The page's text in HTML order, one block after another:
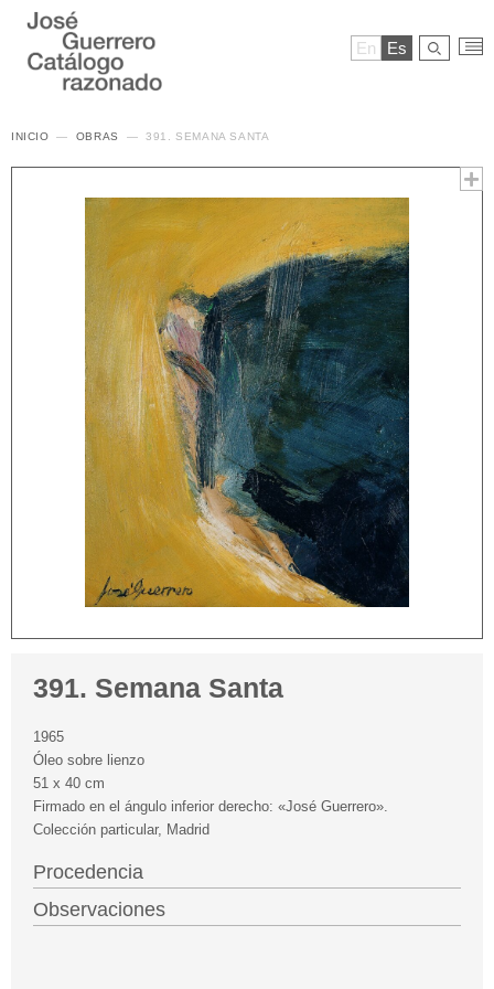
En Es
INICIO OBRAS 391. SEMANA SANTA
391. Semana Santa
1965
Óleo sobre lienzo
51 x 40 cm
Firmado en el ángulo inferior derecho: «José Guerrero».
Colección particular, Madrid
Procedencia
Observaciones